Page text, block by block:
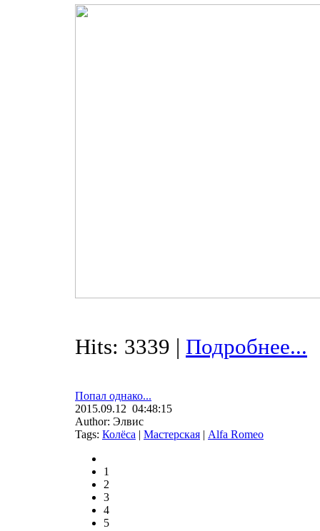
Hits: 3339 | Подробнее...
Попал однако...
2015.09.12 04:48:15
Author: Элвис
Tags: Колёса | Мастерская | Alfa Romeo
1
2
3
4
5